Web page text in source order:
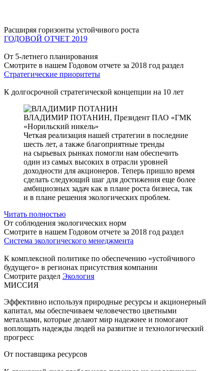
Расширяя горизонты устойчивого роста
ГОДОВОЙ ОТЧЕТ 2019
От 5-летнего планирования
Смотрите в нашем Годовом отчете за 2018 год раздел
Стратегические приоритеты
К долгосрочной стратегической концепции на 10 лет
ВЛАДИМИР ПОТАНИН, Президент ПАО «ГМК
«Норильский никель»
Четкая реализация нашей стратегии в последние
шесть лет, а также благоприятные тренды
на сырьевых рынках помогли нам обеспечить
один из самых высоких в отрасли уровней
доходности для акционеров. Теперь пришло время
сделать следующий шаг для достижения еще более
амбициозных задач как в плане роста бизнеса, так
и в плане решения экологических проблем.
Читать полностью
От соблюдения экологических норм
Смотрите в нашем Годовом отчете за 2018 год раздел
Система экологического менеджмента
К комплексной политике по обеспечению «устойчивого
будущего» в регионах присутствия компании
Смотрите раздел Экология
МИССИЯ
Эффективно используя природные ресурсы и акционерный
капитал, мы обеспечиваем человечество цветными
металлами, которые делают мир надежнее и помогают
воплощать надежды людей на развитие и технологический
прогресс
От поставщика ресурсов